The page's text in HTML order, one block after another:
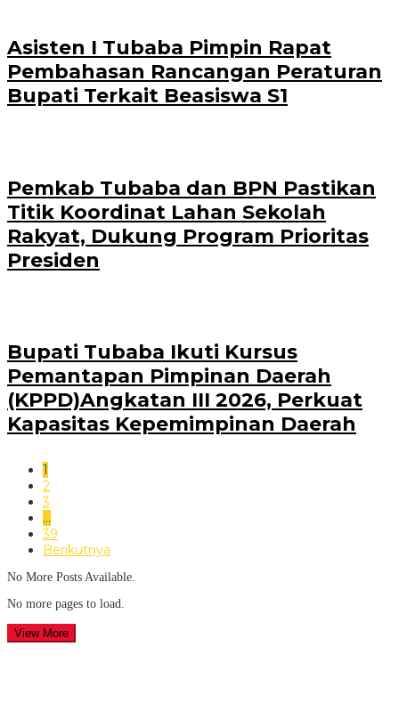
Asisten I Tubaba Pimpin Rapat
Pembahasan Rancangan Peraturan
Bupati Terkait Beasiswa S1
Pemkab Tubaba dan BPN Pastikan
Titik Koordinat Lahan Sekolah
Rakyat, Dukung Program Prioritas
Presiden
Bupati Tubaba Ikuti Kursus
Pemantapan Pimpinan Daerah
(KPPD)Angkatan III 2026, Perkuat
Kapasitas Kepemimpinan Daerah
1
2
3
…
39
Berikutnya
No More Posts Available.
No more pages to load.
View More